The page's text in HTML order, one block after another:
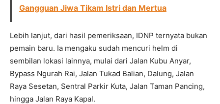
Gangguan Jiwa Tikam Istri dan Mertua
Lebih lanjut, dari hasil pemeriksaan, IDNP ternyata bukan
pemain baru. Ia mengaku sudah mencuri helm di
sembilan lokasi lainnya, mulai dari Jalan Kubu Anyar,
Bypass Ngurah Rai, Jalan Tukad Balian, Dalung, Jalan
Raya Sesetan, Sentral Parkir Kuta, Jalan Taman Pancing,
hingga Jalan Raya Kapal.